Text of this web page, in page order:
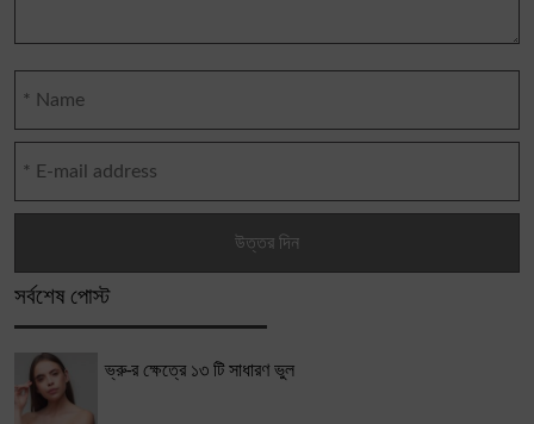
সর্বশেষ পোস্ট
ভ্রু-র ক্ষেত্রে ১৩ টি সাধারণ ভুল